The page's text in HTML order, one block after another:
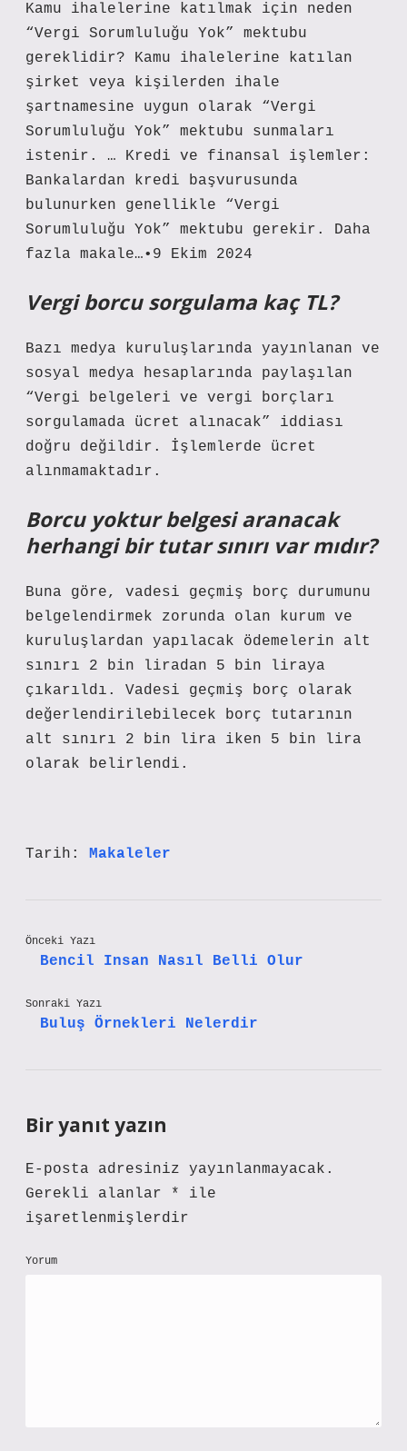
Kamu ihalelerine katılmak için neden
“Vergi Sorumluluğu Yok” mektubu
gereklidir? Kamu ihalelerine katılan
şirket veya kişilerden ihale
şartnamesine uygun olarak “Vergi
Sorumluluğu Yok” mektubu sunmaları
istenir. … Kredi ve finansal işlemler:
Bankalardan kredi başvurusunda
bulunurken genellikle “Vergi
Sorumluluğu Yok” mektubu gerekir. Daha
fazla makale…•9 Ekim 2024
Vergi borcu sorgulama kaç TL?
Bazı medya kuruluşlarında yayınlanan ve
sosyal medya hesaplarında paylaşılan
“Vergi belgeleri ve vergi borçları
sorgulamada ücret alınacak” iddiası
doğru değildir. İşlemlerde ücret
alınmamaktadır.
Borcu yoktur belgesi aranacak
herhangi bir tutar sınırı var mıdır?
Buna göre, vadesi geçmiş borç durumunu
belgelendirmek zorunda olan kurum ve
kuruluşlardan yapılacak ödemelerin alt
sınırı 2 bin liradan 5 bin liraya
çıkarıldı. Vadesi geçmiş borç olarak
değerlendirilebilecek borç tutarının
alt sınırı 2 bin lira iken 5 bin lira
olarak belirlendi.
Tarih: Makaleler
Önceki Yazı
Bencil Insan Nasıl Belli Olur
Sonraki Yazı
Buluş Örnekleri Nelerdir
Bir yanıt yazın
E-posta adresiniz yayınlanmayacak.
Gerekli alanlar
*
ile
işaretlenmişlerdir
Yorum